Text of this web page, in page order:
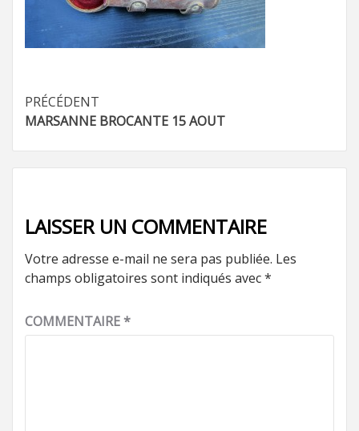
Navigation
d’article
PRÉCÉDENT
MARSANNE BROCANTE 15 AOUT
LAISSER UN COMMENTAIRE
Votre adresse e-mail ne sera pas publiée. Les
champs obligatoires sont indiqués avec*
COMMENTAIRE*